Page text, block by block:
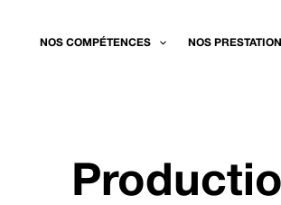
NOS COMPÉTENCES NOS